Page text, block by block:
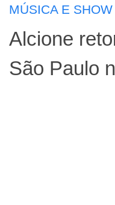
MÚSICA E SHOW
Alcione
São Paulo